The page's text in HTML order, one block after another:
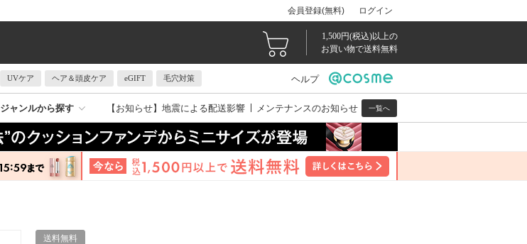
会員登録(無料) ログイン
1,500円(税込)以上の
お買い物で送料無料
UVケア ヘア＆頭皮ケア eGIFT 毛穴対策 ヘルプ
ジャンルから探す 【お知らせ】 地震による配送影響 メンテナンスのお知らせ 一覧へ
送料無料